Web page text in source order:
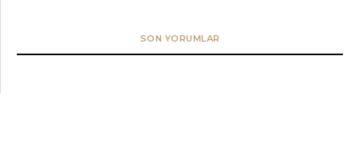
SON YORUMLAR